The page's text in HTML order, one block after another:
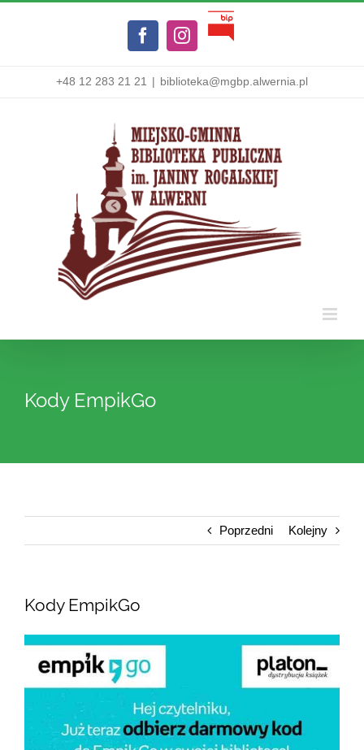
FacebookInstagram
Biuletyn
+48 12 283 21 21 | biblioteka@mgbp.alwernia.pl
Kody EmpikGo
Poprzedni Kolejny
Kody EmpikGo
Pokaż
większy
obrazek